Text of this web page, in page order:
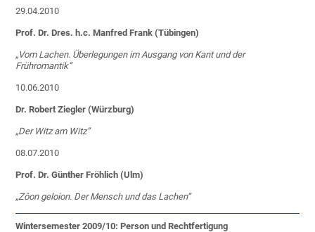
29.04.2010
Prof. Dr. Dres. h.c. Manfred Frank (Tübingen)
„Vom Lachen. Überlegungen im Ausgang von Kant und der
Frühromantik”
10.06.2010
Dr. Robert Ziegler (Würzburg)
„Der Witz am Witz”
08.07.2010
Prof. Dr. Günther Fröhlich (Ulm)
„Zôon geloion. Der Mensch und das Lachen”
Wintersemester 2009/10: Person und Rechtfertigung